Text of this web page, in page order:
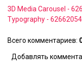
3D Media Carousel -
Typography - 62662054
Всего комментариев:
Добавлять